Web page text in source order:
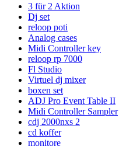
3 für 2 Aktion
Dj set
reloop poti
Analog cases
Midi Controller key
reloop rp 7000
Fl Studio
Virtuel dj mixer
boxen set
ADJ Pro Event Table II
Midi Controller Sampler
cdj 2000nxs 2
cd koffer
monitore